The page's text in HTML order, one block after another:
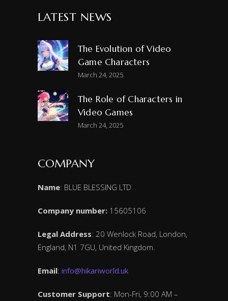
LATEST NEWS
The Evolution of Video
Game Characters
March 24, 2025
The Role of Characters in
Video Games
March 24, 2025
COMPANY
Name: BLUE BLESSING LTD
Company number: 15605106
Legal Address: 20 Wenlock Road, London,
England, N1 7GU, United Kingdom.
Email: info@hikariworld.uk
Customer Support: Mon-Fri, 9:00 AM –